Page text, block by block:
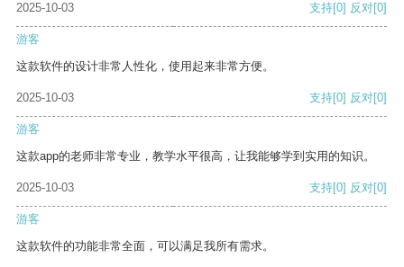
2025-10-03 支持[0] 反对[0]
游客
这款软件的设计非常人性化，使用起来非常方便。
2025-10-03 支持[0] 反对[0]
游客
这款app的老师非常专业，教学水平很高，让我能够学到实用的知识。
2025-10-03 支持[0] 反对[0]
游客
这款软件的功能非常全面，可以满足我所有需求。